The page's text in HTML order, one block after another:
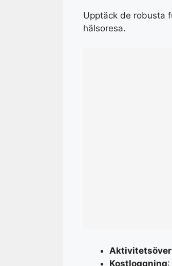
Upptäck de robusta
hälsoresa.
Kostloggning